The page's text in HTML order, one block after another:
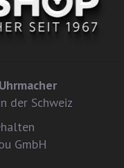
der Schweiz
GmbH